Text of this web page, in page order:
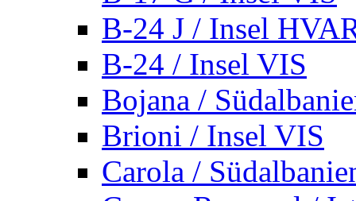
B-24 J / Insel
B-24 / Insel VIS
Bojana /
Brioni / Insel VIS
Carola /